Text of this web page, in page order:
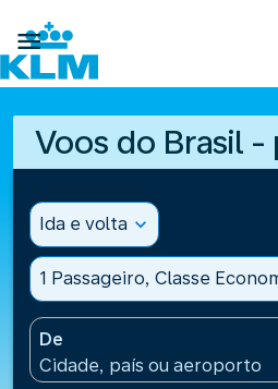

Voos do Brasil -
Ida e volta expand_more
1 Passageiro, Classe
De
Cidade, país ou aeroporto